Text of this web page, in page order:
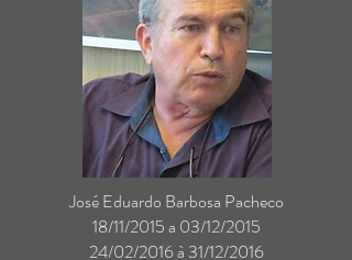
José Eduardo Barbosa Pacheco
18/11/2015 a 03/12/2015
24/02/2016 à 31/12/2016